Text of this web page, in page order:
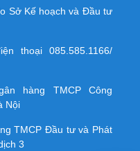
Sở Kế hoạch và Đầu tư
thoại 085.585.1166/
hàng TMCP Công
Nội
TMCP Ðầu tư và Phát
3